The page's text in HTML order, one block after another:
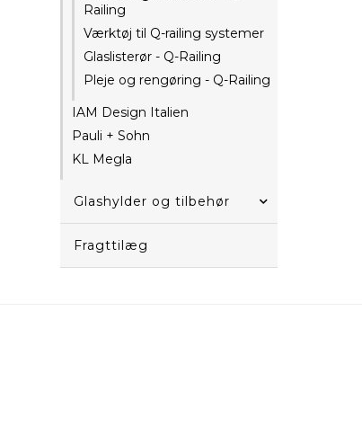
Railing
Værktøj til Q-railing systemer
Glaslisterør - Q-Railing
Pleje og rengøring - Q-Railing
IAM Design Italien
Pauli + Sohn
KL Megla
Glashylder og tilbehør
Fragttilæg